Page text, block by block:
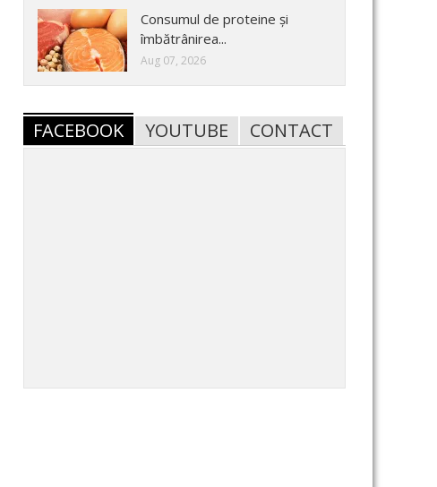
Consumul de proteine și
îmbătrânirea...
Aug 07, 2026
FACEBOOK YOUTUBE CONTACT